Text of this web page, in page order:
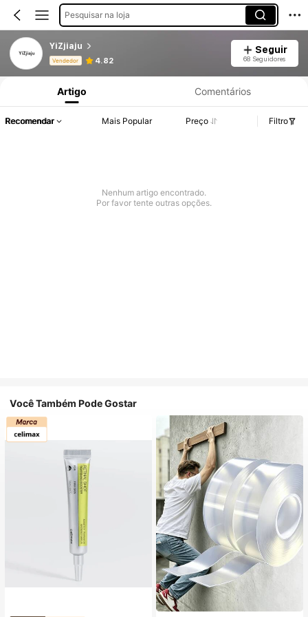
Pesquisar na loja
YiZjiaju
Vendedor 4.82
Seguir
68 Seguidores
Informações do Produto: Divulgação de Preço, Vendas e Detalhes de Stock.
Artigo Comentários
Recomendar Mais Popular Preço Filtro
Nenhum artigo encontrado.
Por favor tente outras opções.
Você Também Pode Gostar